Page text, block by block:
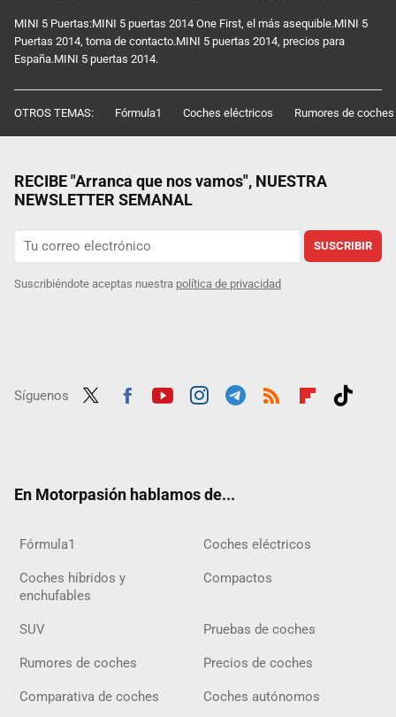
MINI 5 Puertas:MINI 5 puertas 2014 One First, el más asequible.MINI 5
Puertas 2014, toma de contacto.MINI 5 puertas 2014, precios para
España.MINI 5 puertas 2014.
OTROS TEMAS: Fórmula1 Coches eléctricos Rumores de coches
RECIBE "Arranca que nos vamos", NUESTRA
NEWSLETTER SEMANAL
SUSCRIBIR
Suscribiéndote aceptas nuestra política de privacidad
Síguenos
En Motorpasión hablamos de...
Fórmula1 Coches eléctricos
Coches híbridos y
enchufables
Compactos
SUV Pruebas de coches
Rumores de coches Precios de coches
Comparativa de coches Coches autónomos